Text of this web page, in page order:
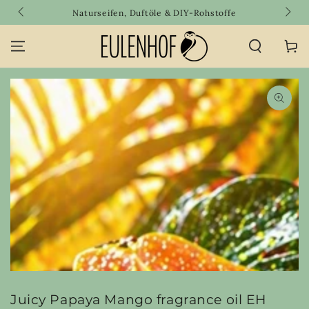
SKIP TO
CONTENT
Naturseifen, Duftöle & DIY-Rohstoffe
Cart
SKIP TO PRODUCT
INFORMATION
Open
media
{{
index
}}
in
modal
Juicy Papaya Mango fragrance oil EH